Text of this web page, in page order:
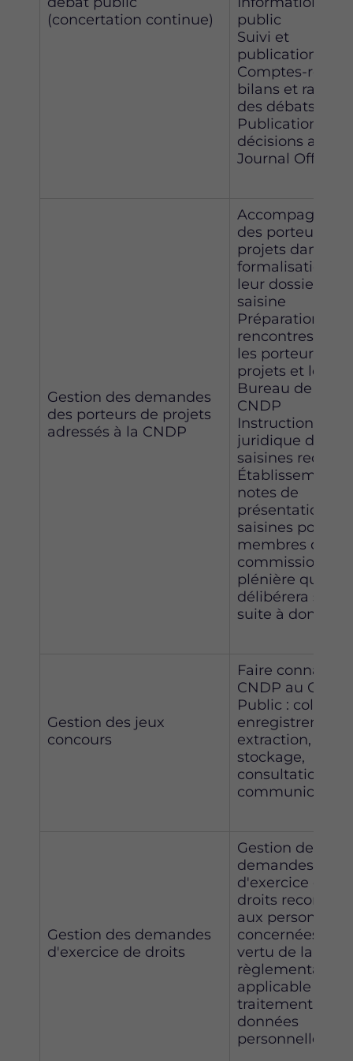
(concertation continue)
public
Suivi et
publication des
Comptes-
bilans et
des débats
Publication des
décisions au
Journal Officiel
Gestion des demandes
des porteurs de projets
adressés à la CNDP
des porteurs de
projets dans la
formalisation de
leur dossier de
saisine
Préparation des
rencontres
les porteurs de
projets et le
Bureau de la
CNDP
Instruction
juridique des
saisines reçues
Établissement
notes de
présentation
saisines pour les
membres de la
commission
plénière qui
délibérera sur la
suite à donner
Gestion des jeux
concours
Faire connaître
CNDP au Grand
Public : collecte,
enregistrement,
extraction,
stockage,
consultation,
communication
Gestion des demandes
d'exercice de droits
Gestion des
demandes
d'exercice de
droits reconnus
aux personnes
concernées en
vertu de la
règlementation
applicable au
traitement des
données
personnelles